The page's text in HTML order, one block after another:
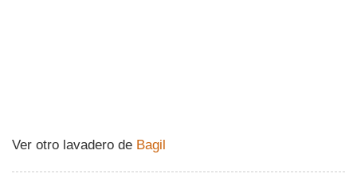
Ver otro lavadero de Bagil